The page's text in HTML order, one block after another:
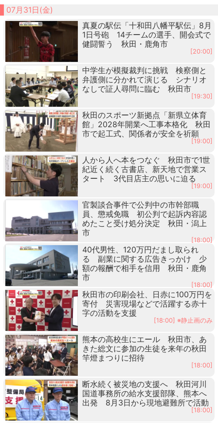
07月31日(金)
真夏の駅伝「十和田八幡平駅伝」8月
1日号砲 14チームの選手、開会式で
健闘誓う 秋田・鹿角市
[20:00]
中学生が模擬裁判に挑戦 検察側と
弁護側に分かれて演じる シナリオ
なしで証人尋問に臨む 秋田市
[19:30]
秋田のスポーツ新拠点「新県立体育
館」2028年開業へ工事本格化 秋田
市で起工式、関係者が安全を祈願
[19:00]
人から人へ本をつなぐ 秋田市で1世
紀近く続く古書店、新天地で営業ス
タート 3代目店主の思いに迫る
[19:00]
官製談合事件で公判中の市幹部職
員、懲戒免職 初公判で起訴内容認
めたこと受け処分決定 秋田・潟上
市
[18:00]
40代男性、120万円だまし取られ
る 副業に関する広告きっかけ 少
額の報酬で相手を信用 秋田・鹿角
市
[18:00]
秋田市の印刷会社、日赤に100万円を
寄付 災害現場などで活躍する赤十
字の活動を支援
[18:00] ※静止画のみ
熊本の高校生にエール 秋田市、あ
きた総文に参加の生徒を来年の秋田
竿燈まつりに招待
[18:00]
断水続く被災地の支援へ 秋田河川
国道事務所の給水支援部隊、熊本へ
出発 8月3日から現地避難所で活動
[18:00]